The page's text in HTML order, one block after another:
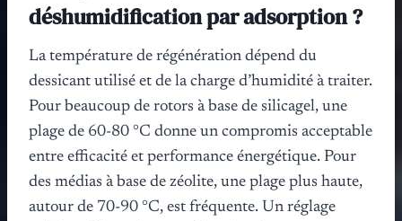
déshumidification par adsorption ?
La température de régénération dépend du
dessicant utilisé et de la charge d’humidité à traiter.
Pour beaucoup de rotors à base de silicagel, une
plage de 60-80 °C donne un compromis acceptable
entre efficacité et performance énergétique. Pour
des médias à base de zéolite, une plage plus haute,
autour de 70-90 °C, est fréquente. Un réglage